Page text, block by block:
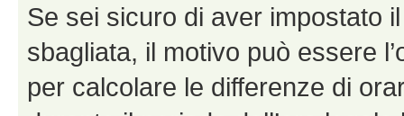
Se sei sicuro di aver impostato
sbagliata, il motivo può essere
per calcolare le differenze di